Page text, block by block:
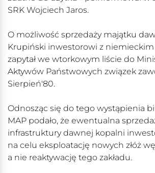
SRK Wojciech Jaros.
O możliwość sprzedaży majątku
Krupiński inwestorowi z niemieckim
zapytał we wtorkowym liście do
Aktywów Państwowych związek
Sierpień'80.
Odnosząc się do tego wystąpienia
MAP podało, że ewentualna
infrastruktury dawnej kopalni
na celu eksploatację nowych złóż
a nie reaktywację tego zakładu.